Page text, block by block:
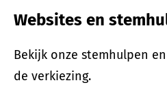
Websites en
Bekijk onze stemhulpen
de verkiezing.